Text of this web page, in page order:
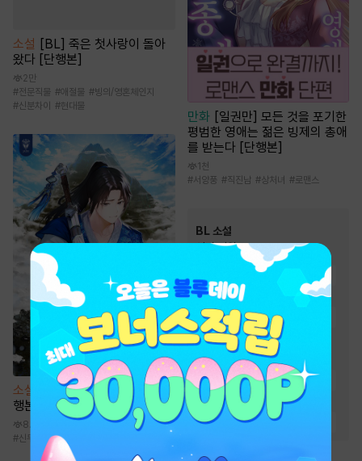
소설 [BL] 죽은 첫사랑이 돌아
왔다 [단행본]
2만
#전문직물 #애절물 #빙의/영혼체인지
#신분차이 #현대물
소설
청성에는 천마가 산다 [단
행본]
8.8만
#신무협 #마교
만화 [일권만] 모든 것을 포기한
평범한 영애는 젊은 빙제의 총애
를 받는다 [단행본]
1천
#서양풍 #직진남 #상처녀 #로맨스
BL 소설
인기 키워드
상처수
다정수
#능글공
#사랑꾼공 #절륜공
#능욕공 #순진수
#오해/착각 #집착공
#단정수 #달달물 #다정공
#3인칭시점 #
첫사랑
#미인수 #미인공